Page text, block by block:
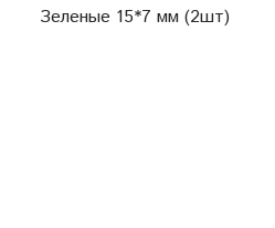
Зеленые 15*7 мм (2шт)